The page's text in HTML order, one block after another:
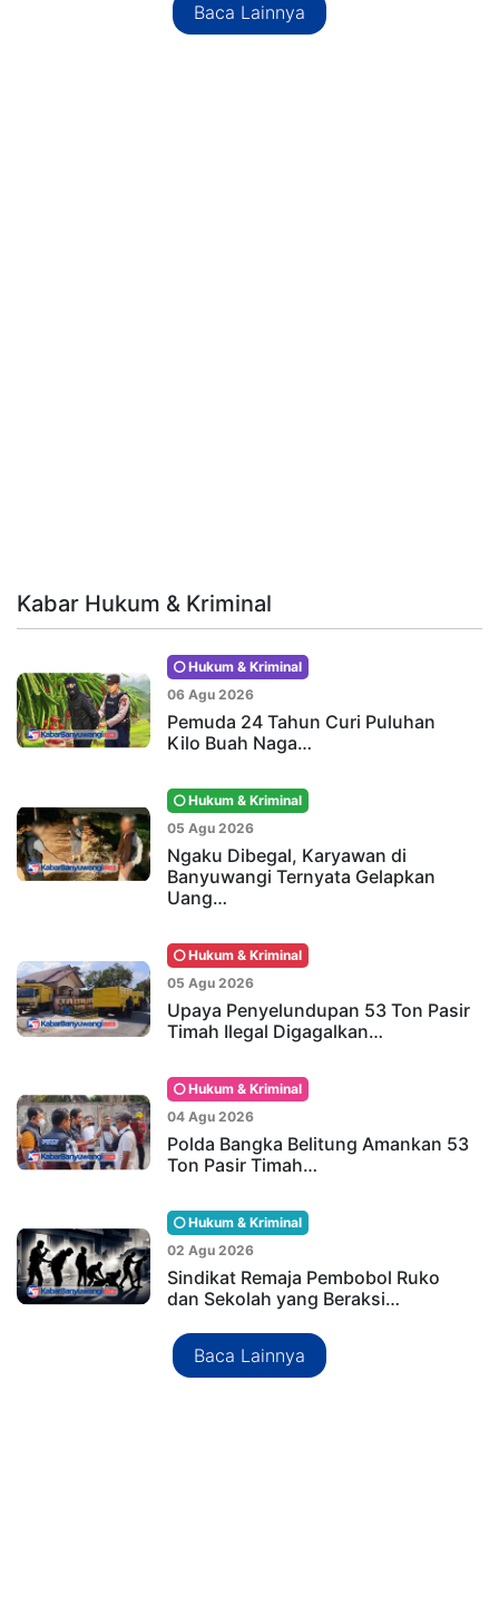
Baca Lainnya
Kabar Hukum & Kriminal
Hukum & Kriminal
06 Agu 2026
Pemuda 24 Tahun Curi Puluhan
Kilo Buah Naga…
Hukum & Kriminal
05 Agu 2026
Ngaku Dibegal, Karyawan di
Banyuwangi Ternyata Gelapkan
Uang…
Hukum & Kriminal
05 Agu 2026
Upaya Penyelundupan 53 Ton Pasir
Timah Ilegal Digagalkan…
Hukum & Kriminal
04 Agu 2026
Polda Bangka Belitung Amankan 53
Ton Pasir Timah…
Hukum & Kriminal
02 Agu 2026
Sindikat Remaja Pembobol Ruko
dan Sekolah yang Beraksi…
Baca Lainnya